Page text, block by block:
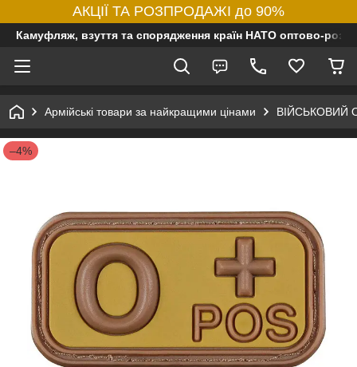
АКЦІЇ ТА РОЗПРОДАЖІ до 90%
Камуфляж, взуття та спорядження країн НАТО оптово-
Армійські товари за найкращими цінами ВІЙСЬКОВИЙ
–4%